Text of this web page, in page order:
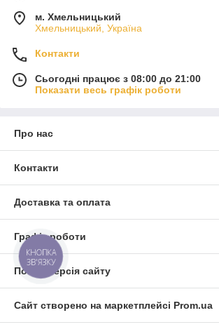
м. Хмельницький
Хмельницький, Україна
Контакти
Сьогодні працює з 08:00 до 21:00
Показати весь графік роботи
Про нас
Контакти
Доставка та оплата
Графік роботи
Повна версія сайту
Сайт створено на маркетплейсі Prom.ua
КНОПКА
ЗВ'ЯЗКУ